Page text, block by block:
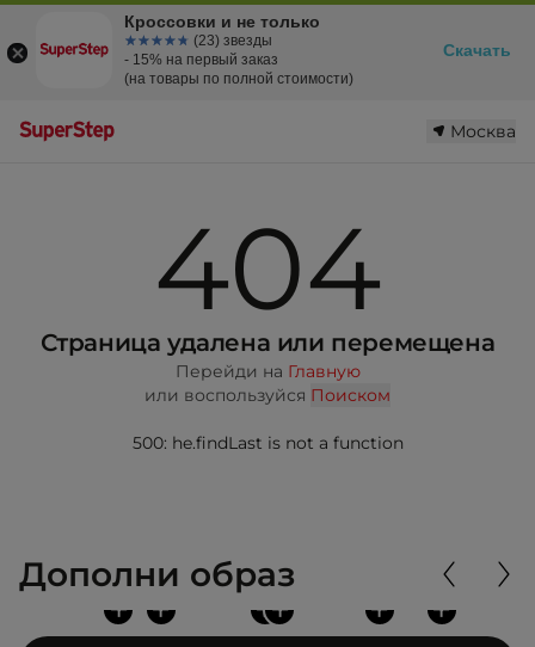
Москва
404
Страница удалена или перемещена
Перейди на Главную
или воспользуйся Поиском
500: he.findLast is not a function
Дополни образ
+
+
+ + +
+
Кроссовки и не только
☆☆☆☆☆
★★★★★ (23) звезды
- 15% на первый заказ
(на товары по полной стоимости)
Скачать